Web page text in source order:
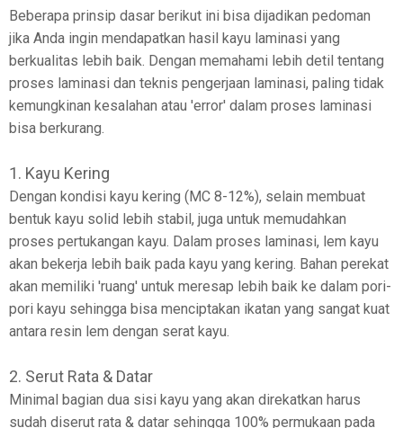
Beberapa prinsip dasar berikut ini bisa dijadikan pedoman
jika Anda ingin mendapatkan hasil kayu laminasi yang
berkualitas lebih baik. Dengan memahami lebih detil tentang
proses laminasi dan teknis pengerjaan laminasi, paling tidak
kemungkinan kesalahan atau 'error' dalam proses laminasi
bisa berkurang.
1. Kayu Kering
Dengan kondisi kayu kering (MC 8-12%), selain membuat
bentuk kayu solid lebih stabil, juga untuk memudahkan
proses pertukangan kayu. Dalam proses laminasi, lem kayu
akan bekerja lebih baik pada kayu yang kering. Bahan perekat
akan memiliki 'ruang' untuk meresap lebih baik ke dalam pori-
pori kayu sehingga bisa menciptakan ikatan yang sangat kuat
antara resin lem dengan serat kayu.
2. Serut Rata & Datar
Minimal bagian dua sisi kayu yang akan direkatkan harus
sudah diserut rata & datar sehingga 100% permukaan pada